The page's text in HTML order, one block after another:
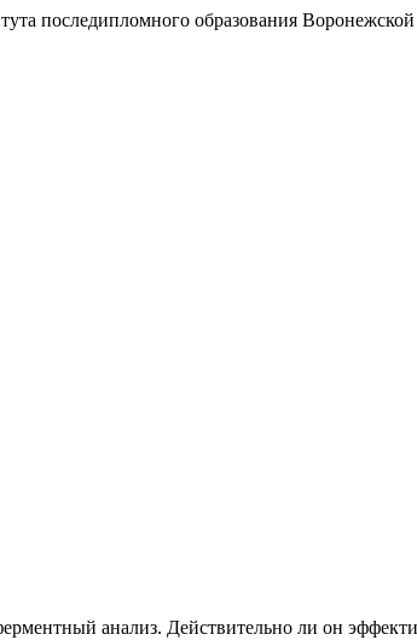
последипломного образования
анализ. Действительно ли он